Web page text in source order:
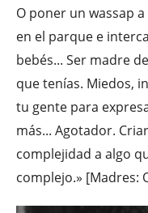
O poner un wassap
en el parque e
bebés... Ser madre
que tenías. Miedos,
tu gente para
más... Agotador.
complejidad a algo
complejo.» [Madres: